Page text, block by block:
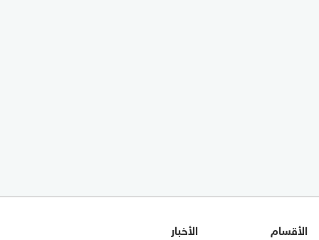
الأقسام
الأخبار